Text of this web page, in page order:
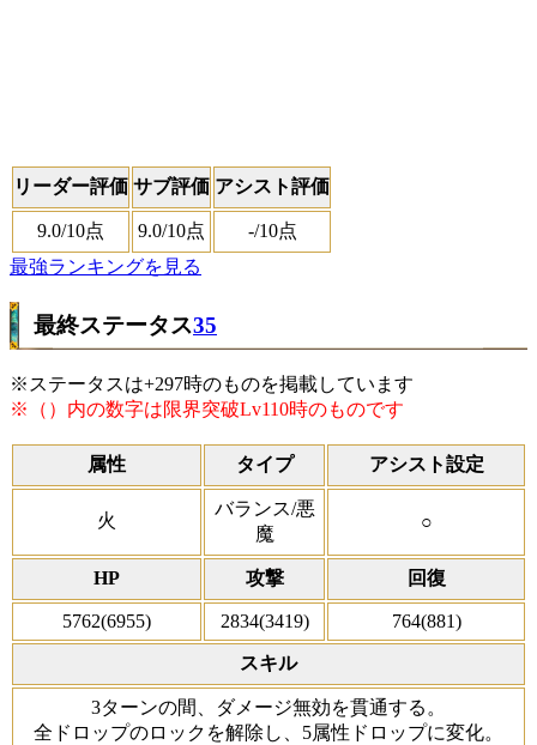
リーダー評価 サブ評価 アシスト評価
9.0/10点 9.0/10点 -/10点
最強ランキングを見る
最終ステータス35
※ステータスは+297時のものを掲載しています
※（）内の数字は限界突破Lv110時のものです
属性 タイプ アシスト設定
火
バランス/悪
魔
○
HP 攻撃 回復
5762(6955) 2834(3419) 764(881)
スキル
3ターンの間、ダメージ無効を貫通する。
全ドロップのロックを解除し、5属性ドロップに変化。